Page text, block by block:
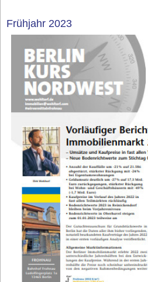
Frühjahr 2023